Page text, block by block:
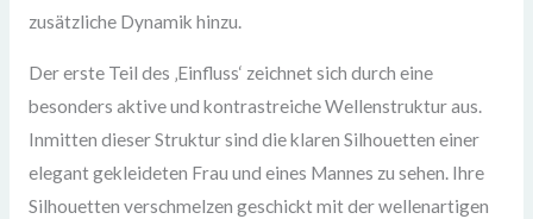
zusätzliche Dynamik hinzu.
Der erste Teil des ‚Einfluss‘ zeichnet sich durch eine
besonders aktive und kontrastreiche Wellenstruktur aus.
Inmitten dieser Struktur sind die klaren Silhouetten einer
elegant gekleideten Frau und eines Mannes zu sehen. Ihre
Silhouetten verschmelzen geschickt mit der wellenartigen